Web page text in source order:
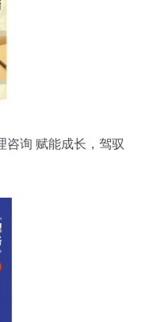
咨询 赋能成长，驾驭